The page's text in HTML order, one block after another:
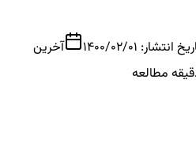
انتشار: 1400/02/01
آخرین
مطالعه